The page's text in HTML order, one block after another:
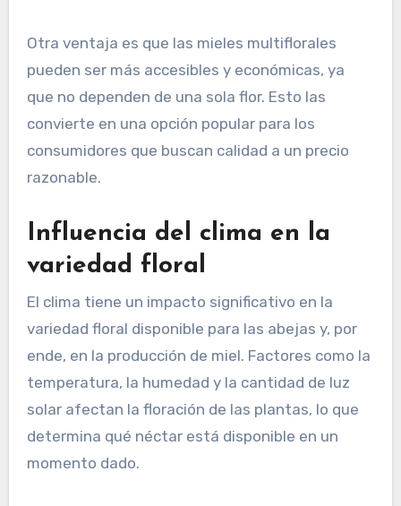
Otra ventaja es que las mieles multiflorales
pueden ser más accesibles y económicas, ya
que no dependen de una sola flor. Esto las
convierte en una opción popular para los
consumidores que buscan calidad a un precio
razonable.
Influencia del clima en la
variedad floral
El clima tiene un impacto significativo en la
variedad floral disponible para las abejas y, por
ende, en la producción de miel. Factores como la
temperatura, la humedad y la cantidad de luz
solar afectan la floración de las plantas, lo que
determina qué néctar está disponible en un
momento dado.